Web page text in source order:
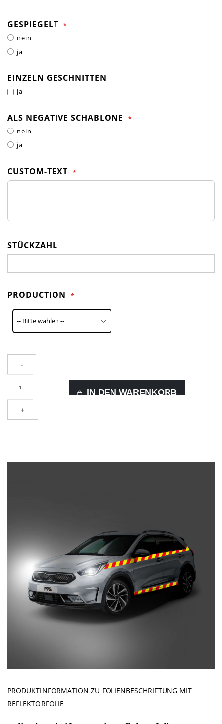
GESPIEGELT
nein
ja
EINZELN GESCHNITTEN
ja
ALS NEGATIVE SCHABLONE
nein
ja
CUSTOM-TEXT
STÜCKZAHL
PRODUCTION
-
+
IN DEN WARENKORB
PRODUKTINFORMATION ZU FOLIENBESCHRIFTUNG MIT
REFLEKTORFOLIE